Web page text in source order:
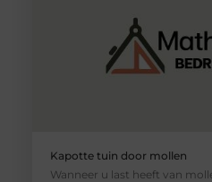
Kapotte tuin door mollen
Wanneer u last heeft van